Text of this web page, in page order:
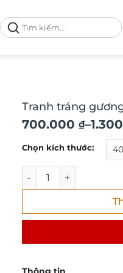
Tìm
kiếm:
Tranh tráng
700.000 ₫–
Khoảng
giá:
700.000 ₫
1.300.000 ₫
Chọn kích thước:
Tranh tráng gương